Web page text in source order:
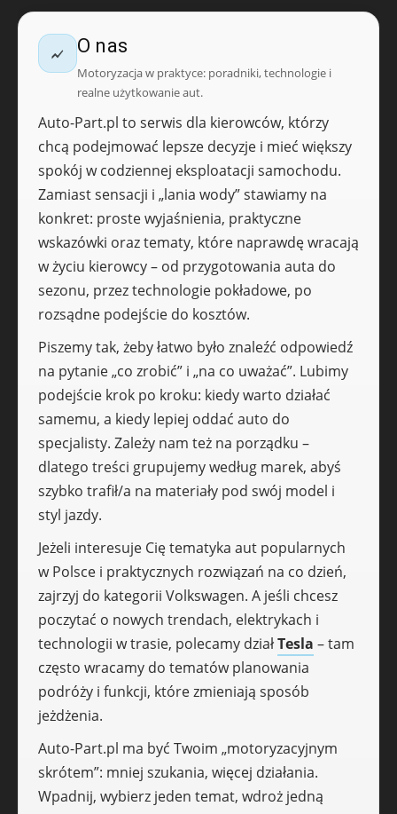
O nas
Motoryzacja w praktyce: poradniki, technologie i
realne użytkowanie aut.
Auto-Part.pl to serwis dla kierowców, którzy
chcą podejmować lepsze decyzje i mieć większy
spokój w codziennej eksploatacji samochodu.
Zamiast sensacji i „lania wody” stawiamy na
konkret: proste wyjaśnienia, praktyczne
wskazówki oraz tematy, które naprawdę wracają
w życiu kierowcy – od przygotowania auta do
sezonu, przez technologie pokładowe, po
rozsądne podejście do kosztów.
Piszemy tak, żeby łatwo było znaleźć odpowiedź
na pytanie „co zrobić” i „na co uważać”. Lubimy
podejście krok po kroku: kiedy warto działać
samemu, a kiedy lepiej oddać auto do
specjalisty. Zależy nam też na porządku –
dlatego treści grupujemy według marek, abyś
szybko trafił/a na materiały pod swój model i
styl jazdy.
Jeżeli interesuje Cię tematyka aut popularnych
w Polsce i praktycznych rozwiązań na co dzień,
zajrzyj do kategorii Volkswagen. A jeśli chcesz
poczytać o nowych trendach, elektrykach i
technologii w trasie, polecamy działTesla – tam
często wracamy do tematów planowania
podróży i funkcji, które zmieniają sposób
jeżdżenia.
Auto-Part.pl ma być Twoim „motoryzacyjnym
skrótem”: mniej szukania, więcej działania.
Wpadnij, wybierz jeden temat, wdroż jedną